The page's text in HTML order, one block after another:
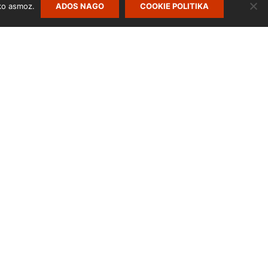
asmoz. ADOS NAGO COOKIE POLITIKA